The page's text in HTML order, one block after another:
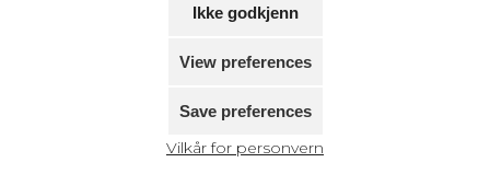
Ikke godkjenn
View preferences
Save preferences
Vilkår for personvern